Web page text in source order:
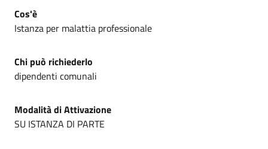
Cos'è
Istanza per malattia professionale
Chi può richiederlo
dipendenti comunali
Modalità di Attivazione
SU ISTANZA DI PARTE